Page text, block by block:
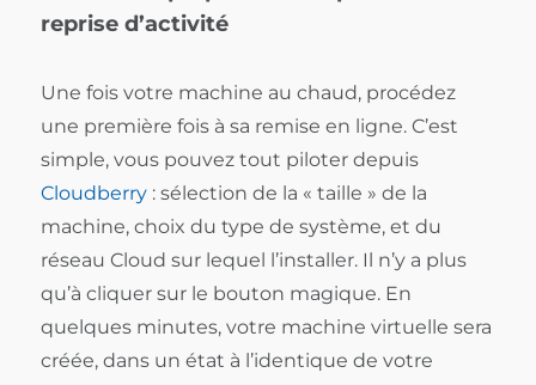
reprise d’activité
Une fois votre machine au chaud, procédez
une première fois à sa remise en ligne. C’est
simple, vous pouvez tout piloter depuis
Cloudberry: sélection de la « taille » de la
machine, choix du type de système, et du
réseau Cloud sur lequel l’installer. Il n’y a plus
qu’à cliquer sur le bouton magique. En
quelques minutes, votre machine virtuelle sera
créée, dans un état à l’identique de votre